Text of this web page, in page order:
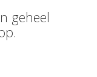
geheel